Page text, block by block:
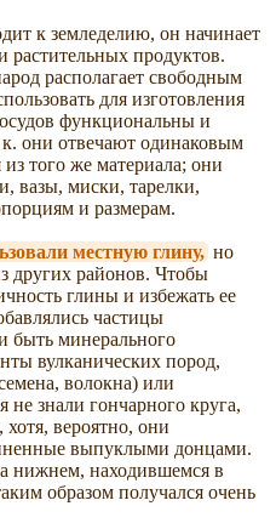
к земледелию, он начинает
растительных продуктов.
располагает свободным
для изготовления
функциональны и
к. они отвечают одинаковым
того же материала; они
вазы, миски, тарелки,
и размерам.
местную глину, но
других районов. Чтобы
глины и избежать ее
частицы
быть минерального
вулканических пород,
волокна) или
знали гончарного круга,
хотя, вероятно, они
выпуклыми донцами.
нижнем, находившемся в
образом получался очень